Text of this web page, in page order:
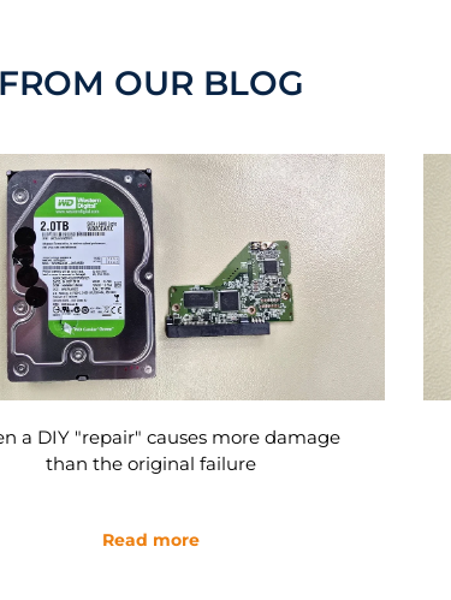
FROM OUR BLOG
and Data Recovery – What
Works and When It's Too Late
Read more